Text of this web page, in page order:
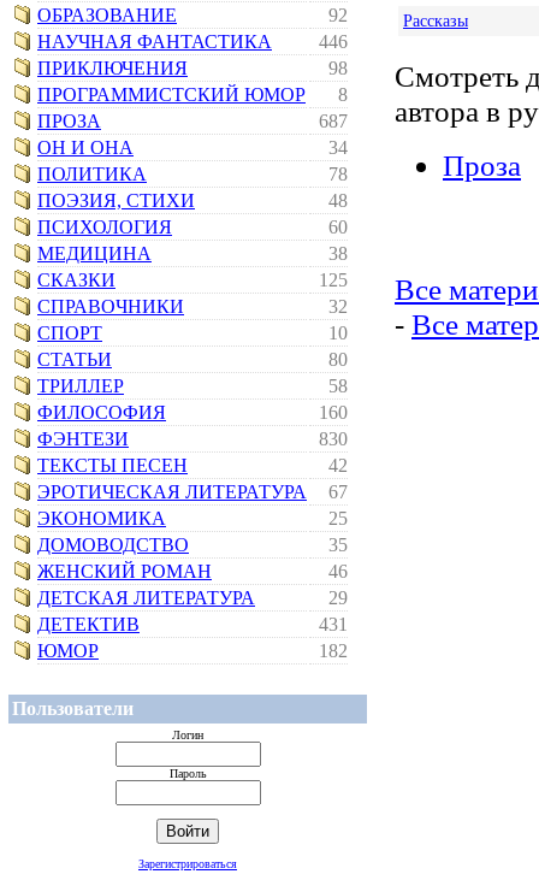
ОБРАЗОВАНИЕ
92
НАУЧНАЯ ФАНТАСТИКА
446
ПРИКЛЮЧЕНИЯ
98
ПРОГРАММИСТСКИЙ ЮМОР
8
ПРОЗА
687
ОН И ОНА
34
ПОЛИТИКА
78
ПОЭЗИЯ, СТИХИ
48
ПСИХОЛОГИЯ
60
МЕДИЦИНА
38
СКАЗКИ
125
СПРАВОЧНИКИ
32
СПОРТ
10
СТАТЬИ
80
ТРИЛЛЕР
58
ФИЛОСОФИЯ
160
ФЭНТЕЗИ
830
ТЕКСТЫ ПЕСЕН
42
ЭРОТИЧЕСКАЯ ЛИТЕРАТУРА
67
ЭКОНОМИКА
25
ДОМОВОДСТВО
35
ЖЕНСКИЙ РОМАН
46
ДЕТСКАЯ ЛИТЕРАТУРА
29
ДЕТЕКТИВ
431
ЮМОР
182
Пользователи
Логин
Пароль
Зарегистрироваться
Рассказы
Смотреть
автора в
Проза
Все
- Все